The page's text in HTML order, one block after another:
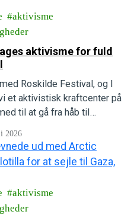
aktivisme
aktivisme for fuld
Roskilde Festival, og I
et aktivistisk kraftcenter på
til at gå fra håb til
2026
aktivisme